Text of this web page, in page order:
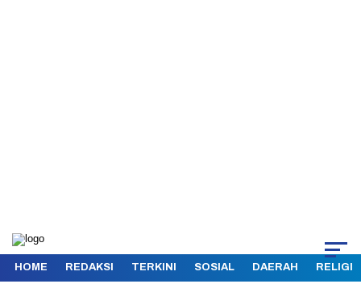
HOME REDAKSI TERKINI SOSIAL DAERAH RELIGI